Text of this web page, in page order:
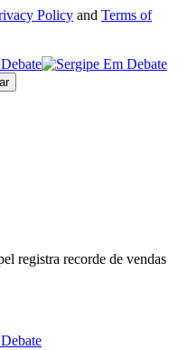
Policy and Terms of
registra recorde de vendas